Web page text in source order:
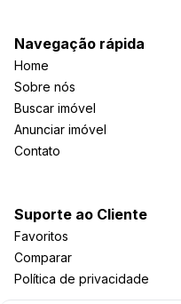
Navegação rápida
Home
Sobre nós
Buscar imóvel
Anunciar imóvel
Contato
Suporte ao Cliente
Favoritos
Comparar
Política de privacidade